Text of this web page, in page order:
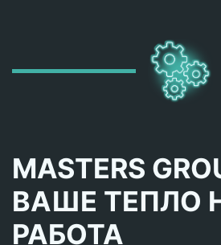
MASTERS
ВАШЕ ТЕПЛО
РАБОТА